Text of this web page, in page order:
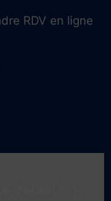
RDV en ligne